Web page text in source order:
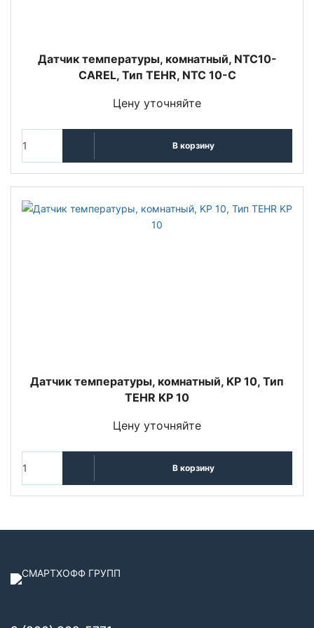
Датчик температуры, комнатный, NTC10-
CAREL, Тип TEHR, NTC 10-C
Цену уточняйте
В корзину
Датчик температуры, комнатный, KP 10, Тип
TEHR KP 10
Цену уточняйте
В корзину